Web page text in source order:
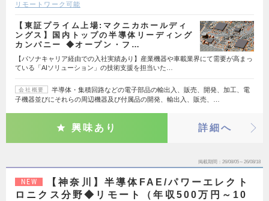
リモートワーク可能
【東証プライム上場:マクニカホールディ
ングス】国内トップの半導体リーディング
カンパニー ◆オープン・フ…
【パソナキャリア経由での入社実績あり】産業機器や車載業界にて需要が高まっ
ている「AIソリューション」の技術支援を担当いた…
会社概要
半導体・集積回路などの電子部品の輸出入、販売、開発、加工、電
子機器並びにそれらの周辺機器及び付属品の開発、輸出入、販売、…
興味あり 詳細へ
掲載期間 26/08/05～26/08/18
NEW
【神奈川】半導体FAE/パワーエレクト
ロニクス分野◆リモート（年収500万円～10